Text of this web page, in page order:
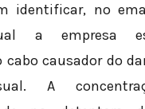
identificar, no
a empresa
cabo causador do
A